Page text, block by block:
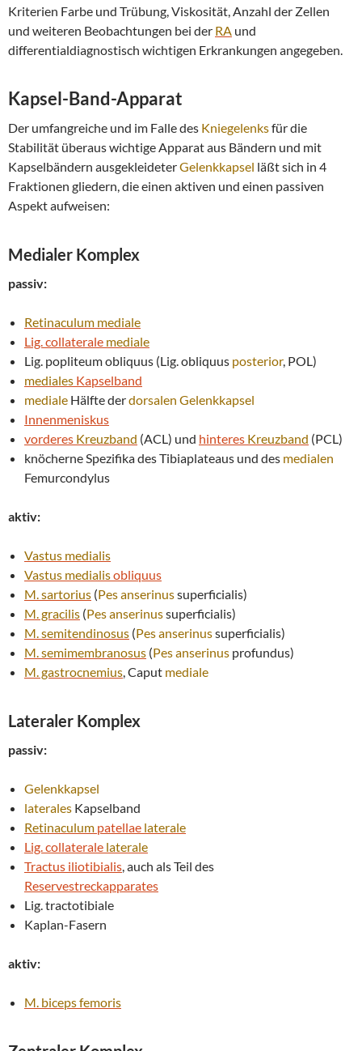
Kriterien Farbe und Trübung, Viskosität, Anzahl der Zellen
und weiteren Beobachtungen bei der RA und
differentialdiagnostisch wichtigen Erkrankungen angegeben.
Kapsel-Band-Apparat
Der umfangreiche und im Falle des Kniegelenksfür die
Stabilität überaus wichtige Apparat aus Bändern und mit
Kapselbändern ausgekleideterGelenkkapsel läßt sich in 4
Fraktionen gliedern, die einen aktiven und einen passiven
Aspekt aufweisen:
Medialer Komplex
passiv:
Retinaculum mediale
Lig. collaterale mediale
Lig. popliteum obliquus (Lig. obliquus posterior, POL)
mediales Kapselband
mediale Hälfte derdorsalen Gelenkkapsel
Innenmeniskus
vorderes Kreuzband (ACL) und hinteres Kreuzband (PCL)
knöcherne Spezifika des Tibiaplateaus und des medialen
Femurcondylus
aktiv:
Vastus medialis
Vastus medialisobliquus
M. sartorius (Pes anserinussuperficialis)
M. gracilis (Pes anserinussuperficialis)
M. semitendinosus (Pes anserinussuperficialis)
M. semimembranosus (Pes anserinus profundus)
M. gastrocnemius, Caput mediale
Lateraler Komplex
passiv:
Gelenkkapsel
laterales Kapselband
Retinaculum patellae laterale
Lig. collaterale laterale
Tractus iliotibialis, auch als Teil des
Reservestreckapparates
Lig. tractotibiale
Kaplan-Fasern
aktiv:
M. biceps femoris